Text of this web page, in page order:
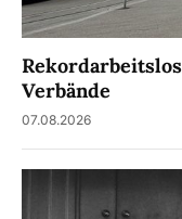
Verbände
07.08.2026